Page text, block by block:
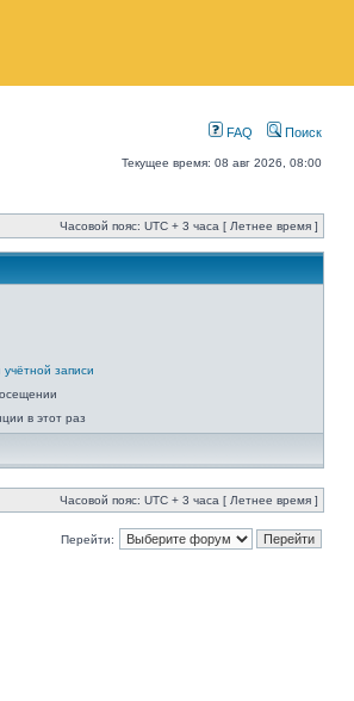
FAQ Поиск
Текущее время: 08 авг 2026, 08:00
Часовой пояс: UTC + 3 часа [ Летнее время ]
записи
в этот раз
Часовой пояс: UTC + 3 часа [ Летнее время ]
Перейти: